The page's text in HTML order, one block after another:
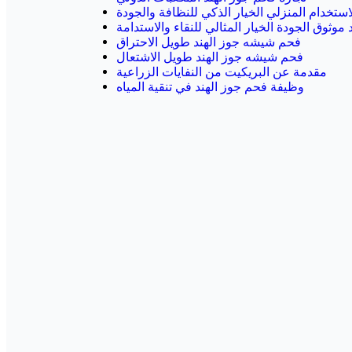
المنزلي الخيار الذكي للنظافة والجودة
الجودة الخيار المثالي للنقاء والاستدامة
فحم شيشه جوز الهند طويل الاحتراق
فحم شيشه جوز الهند طويل الاشتعال
مقدمة عن البريكيت من النفايات الزراعية
وظيفة فحم جوز الهند في تنقية المياه